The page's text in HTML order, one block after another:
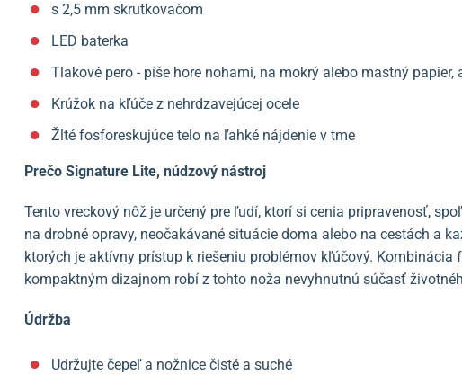
s 2,5 mm skrutkovačom
LED baterka
Tlakové pero - píše hore nohami, na mokrý alebo mastný papier,
Krúžok na kľúče z nehrdzavejúcej ocele
Žlté fosforeskujúce telo na ľahké nájdenie v tme
Prečo Signature Lite, núdzový nástroj
Tento vreckový nôž je určený pre ľudí, ktorí si cenia pripravenosť,
na drobné opravy, neočakávané situácie doma alebo na cestách a
ktorých je aktívny prístup k riešeniu problémov kľúčový. Kombinácia
kompaktným dizajnom robí z tohto noža nevyhnutnú súčasť
Údržba
Udržujte čepeľ a nožnice čisté a suché